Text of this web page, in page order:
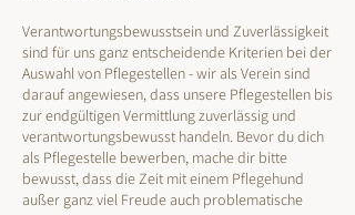
Verantwortungsbewusstsein und Zuverlässigkeit
sind für uns ganz entscheidende Kriterien bei der
Auswahl von Pflegestellen - wir als Verein sind
darauf angewiesen, dass unsere Pflegestellen bis
zur endgültigen Vermittlung zuverlässig und
verantwortungsbewusst handeln. Bevor du dich
als Pflegestelle bewerben, mache dir bitte
bewusst, dass die Zeit mit einem Pflegehund
außer ganz viel Freude auch problematische